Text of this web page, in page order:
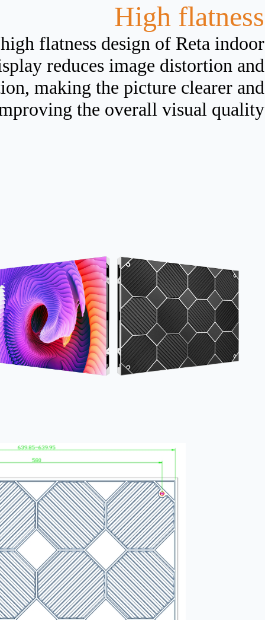
High flatness
flatness design of Reta indoor
reduces image distortion and
making the picture clearer and
the overall visual quality.